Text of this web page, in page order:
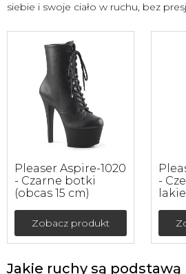
siebie i swoje ciało w ruchu, bez
Pleaser Aspire-1020
- Czarne botki
(obcas 15 cm)
Zobacz produkt
-
17.8
Jakie ruchy są podstawą